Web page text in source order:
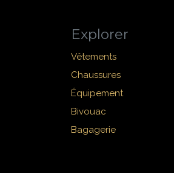
Explorer
Vêtements
Chaussures
Équipement
Bivouac
Bagagerie